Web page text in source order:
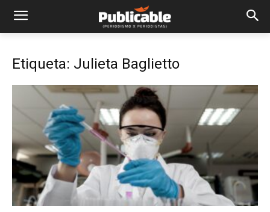
Etiqueta: Julieta Baglietto